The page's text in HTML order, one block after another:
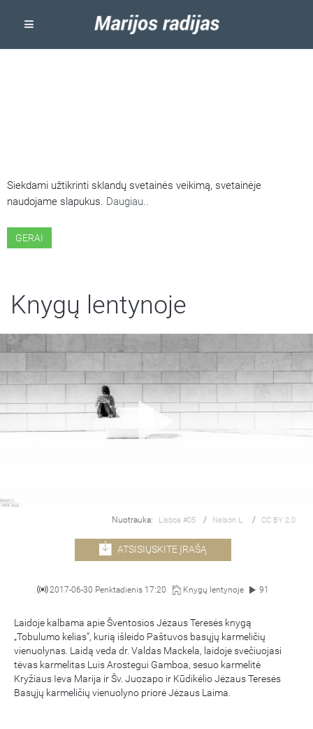
Siekdami užtikrinti sklandų svetainės veikimą, svetainėje
naudojame slapukus. Daugiau..
GERAI
Knygų lentynoje
Nuotrauka: Lisboa #05 / Nelson L. / CC BY 2.0
ATSISIŲSKITE ĮRAŠĄ
2017-06-30 Penktadienis 17:20 Knygų lentynoje 91
Laidoje kalbama apie Šventosios Jėzaus Teresės knygą
„Tobulumo kelias“, kurią išleido Paštuvos basųjų karmeličių
vienuolynas. Laidą veda dr. Valdas Mackela, laidoje svečiuojasi
tėvas karmelitas Luis Arostegui Gamboa, sesuo karmelitė
Kryžiaus Ieva Marija ir Šv. Juozapo ir Kūdikėlio Jėzaus Teresės
Basųjų karmeličių vienuolyno priorė Jėzaus Laima.